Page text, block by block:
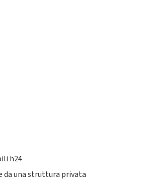
h24
da una struttura privata